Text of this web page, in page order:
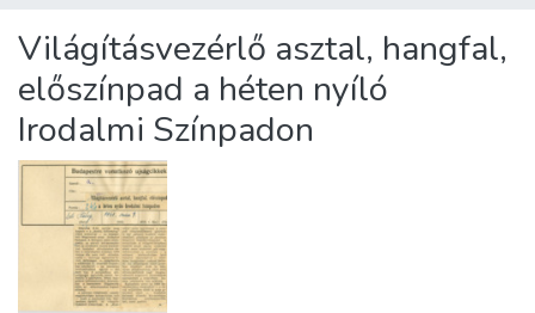
About us
Világításvezérlő asztal, hangfal,
előszínpad a héten nyíló
Irodalmi Színpadon